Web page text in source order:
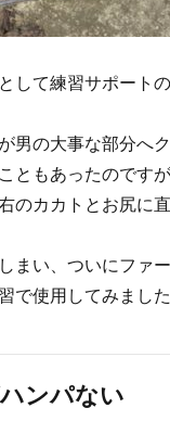
して練習サポート
男の大事な部分へ
ともあったのです
のカカトとお尻に
まい、ついにファ
で使用してみました
ンパない